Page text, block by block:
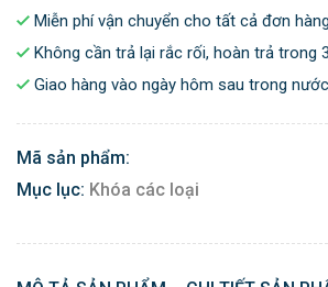
Miễn phí vận chuyển cho tất cả đơn
Không cần trả lại rắc rối, hoàn trả trong
Giao hàng vào ngày hôm sau trong
Mã sản phẩm:
Mục lục: Khóa các loại